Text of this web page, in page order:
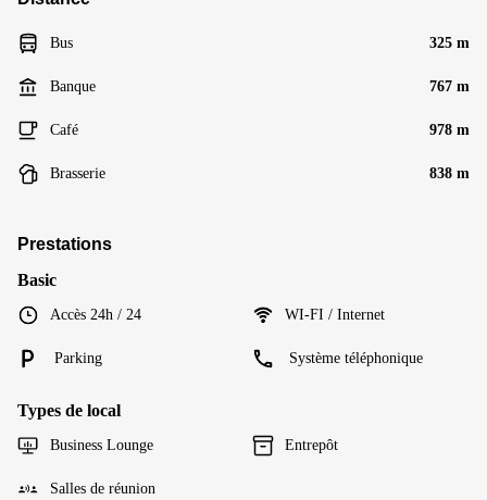
Bus 325 m
Banque 767 m
Café 978 m
Brasserie 838 m
Prestations
Basic
Accès 24h / 24 WI-FI / Internet
Parking Système téléphonique
Types de local
Business Lounge Entrepôt
Salles de réunion